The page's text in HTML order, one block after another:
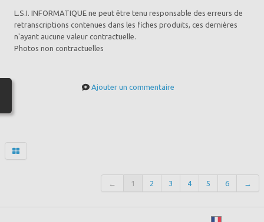
L.S.I. INFORMATIQUE ne peut être tenu responsable des erreurs de
retranscriptions contenues dans les fiches produits, ces dernières
n'ayant aucune valeur contractuelle.
Photos non contractuelles
Ajouter un commentaire
← 1 2 3 4 5 6 →